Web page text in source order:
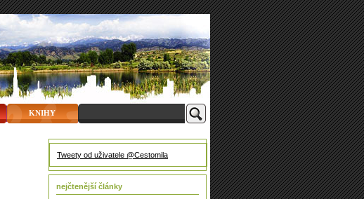
KNIHY
Tweety od uživatele @Cestomila
nejčtenější články